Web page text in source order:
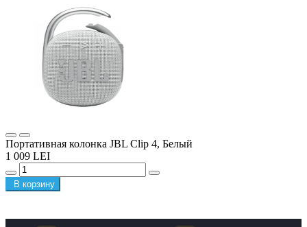
Портативная колонка JBL Clip 4, Белый
1 009 LEI
В корзину